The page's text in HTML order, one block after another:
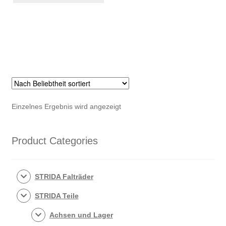
Einzelnes Ergebnis wird angezeigt
Product Categories
STRIDA Falträder
STRIDA Teile
Achsen und Lager